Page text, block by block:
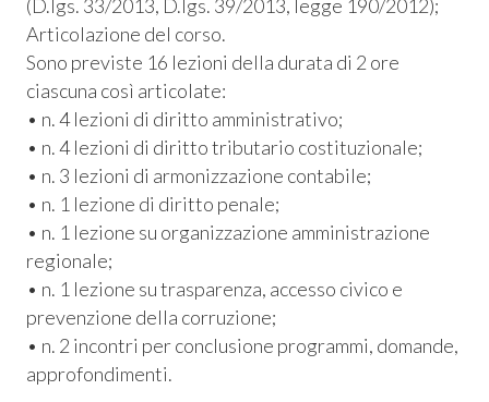
(D.lgs. 33/2013, D.lgs. 39/2013, legge 190/2012);
Articolazione del corso.
Sono previste 16 lezioni della durata di 2 ore
ciascuna così articolate:
• n. 4 lezioni di diritto amministrativo;
• n. 4 lezioni di diritto tributario costituzionale;
• n. 3 lezioni di armonizzazione contabile;
• n. 1 lezione di diritto penale;
• n. 1 lezione su organizzazione amministrazione
regionale;
• n. 1 lezione su trasparenza, accesso civico e
prevenzione della corruzione;
• n. 2 incontri per conclusione programmi, domande,
approfondimenti.